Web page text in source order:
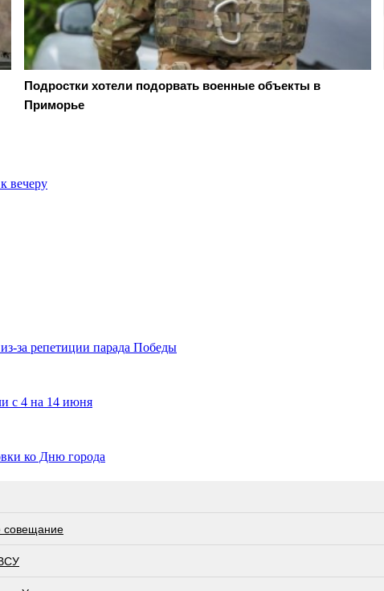
Подростки хотели подорвать военные объекты в
Приморье
вечеру
за репетиции парада Победы
с 4 на 14 июня
ко Дню города
совещание